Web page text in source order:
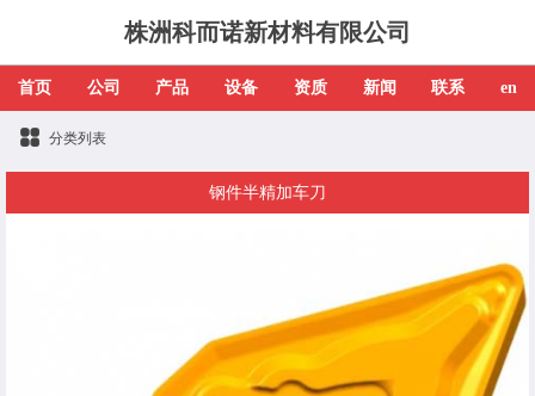
株洲科而诺新材料有限公司
首页 公司 产品 设备 资质 新闻 联系 en
分类列表
钢件半精加车刀